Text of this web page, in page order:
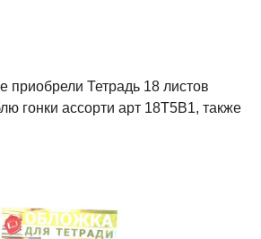
приобрели Тетрадь 18 листов
гонки ассорти арт 18Т5В1, также